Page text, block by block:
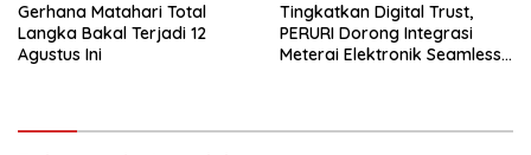
Gerhana Matahari Total
Langka Bakal Terjadi 12
Agustus Ini
Tingkatkan Digital Trust,
PERURI Dorong Integrasi
Meterai Elektronik Seamless